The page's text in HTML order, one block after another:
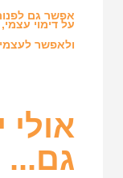
אפשר גם
על דימוי
ולאפשר
אולי
גם...